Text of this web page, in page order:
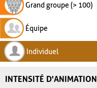
Grand groupe (> 100)
Équipe
Individuel
INTENSITÉ D'ANIMATION